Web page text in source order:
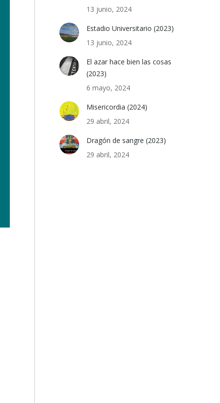
13 junio, 2024
Estadio Universitario (2023)
13 junio, 2024
El azar hace bien las cosas
(2023)
6 mayo, 2024
Misericordia (2024)
29 abril, 2024
Dragón de sangre (2023)
29 abril, 2024